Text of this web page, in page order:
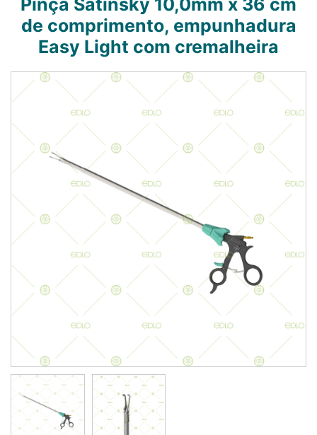
de comprimento, empunhadura
Easy Light com cremalheira